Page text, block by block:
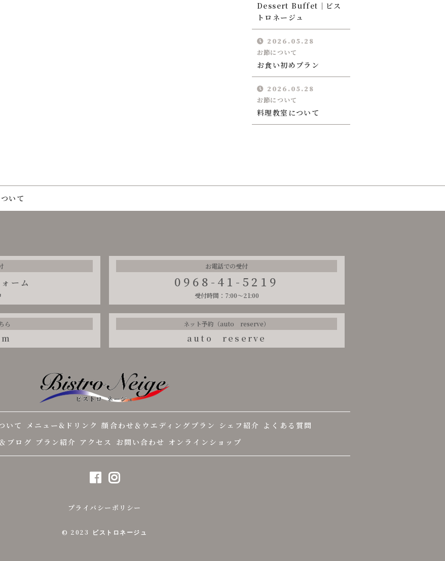
Dessert Buffet｜ビス
トロネージュ
2026.05.28
お節について
お食い初めプラン
2026.05.28
お節について
料理教室について
いて
ーム
お電話での受付
0968-41-5219
受付時間：7:00～21:00
ら ネット予約（auto reserve）
auto reserve
いて メニュー&ドリンク 顔合わせ＆ウエディングプラン シェフ紹介 よくある質問
ブログ プラン紹介 アクセス お問い合わせ オンラインショップ
プライバシーポリシー
© 2023 ビストロネージュ